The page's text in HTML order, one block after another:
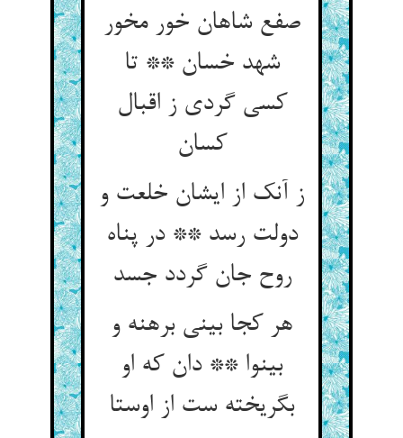
صفع شاهان خور مخور
شهد خسان ** تا
کسی گردی ز اقبال
کسان‏
ز آنک از ایشان خلعت و
دولت رسد ** در پناه
روح جان گردد جسد
هر کجا بینی برهنه و
بی‏نوا ** دان که او
بگریخته ست از اوستا